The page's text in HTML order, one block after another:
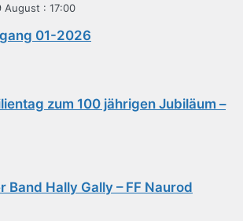
August : 17:00
01-2026
zum 100 jährigen Jubiläum –
Band Hally Gally – FF Naurod